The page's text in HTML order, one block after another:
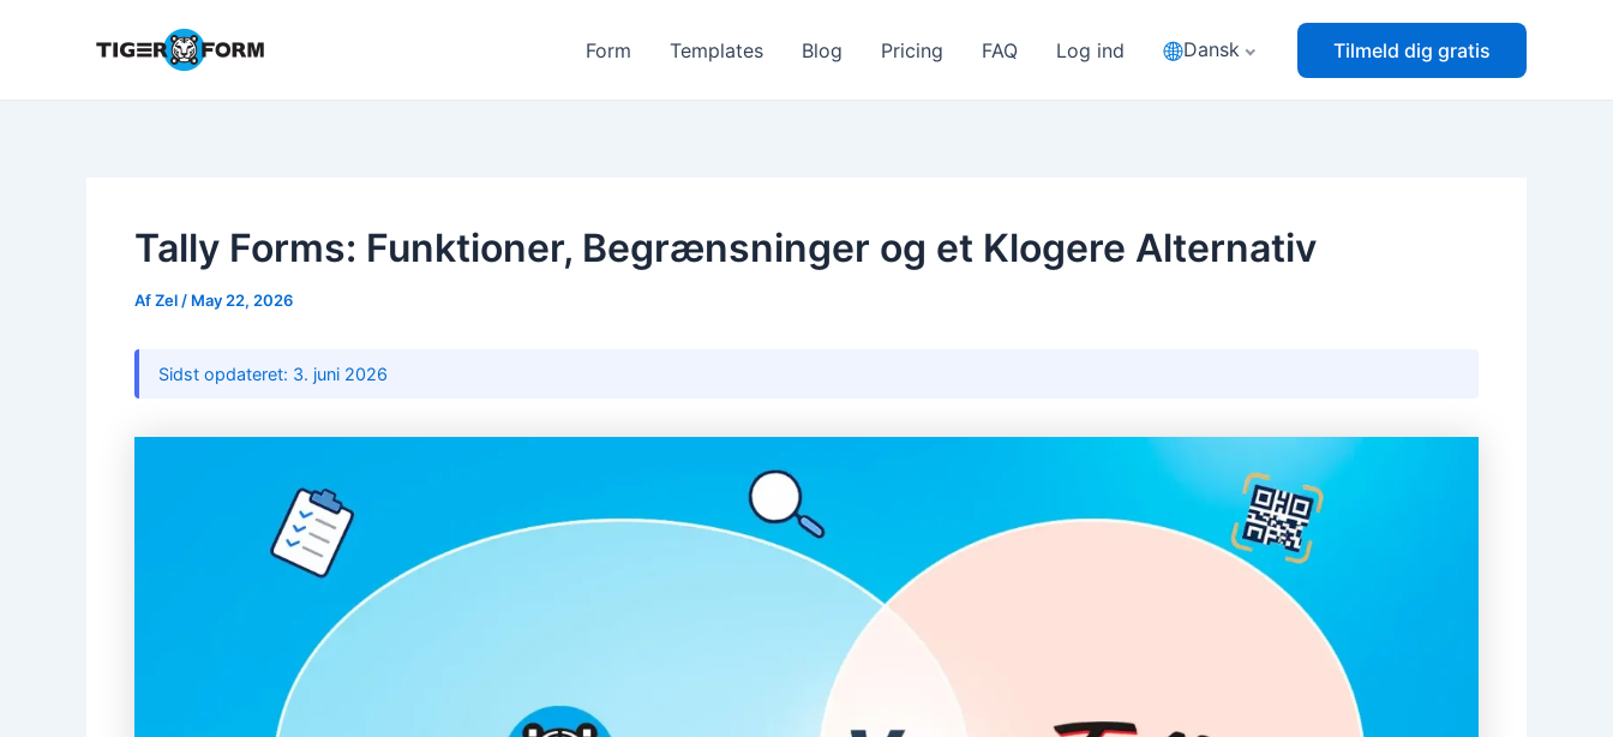
Form Templates Blog Pricing FAQ Log ind Dansk Tilmeld dig gratis
Tally Forms: Funktioner, Begrænsninger og et Klogere Alternativ
AfZel / May 22, 2026
Sidst opdateret: 3. juni 2026